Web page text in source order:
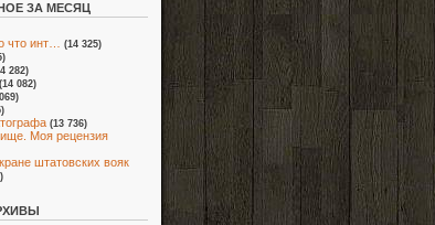
ЗА МЕСЯЦ
что инт… (14 325)
282)
(14 082)
(13 736)
Моя рецензия
штатовских вояк